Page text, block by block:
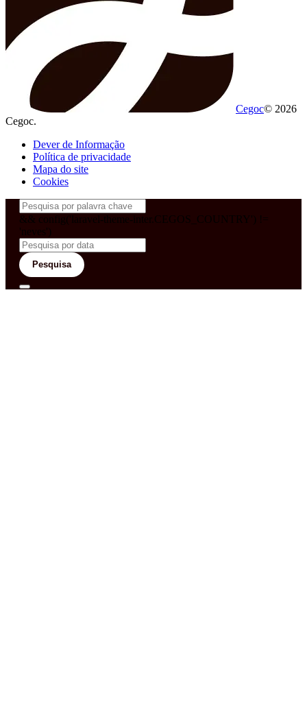
Cegoc© 2026
Cegoc.
Dever de Informação
Política de privacidade
Mapa do site
Cookies
&& config('laravel-theme-inter.CEGOS_COUNTRY') !=
'neves')
Pesquisa